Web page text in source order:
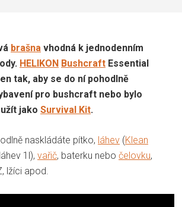
brašna vhodná k jednodenním
HELIKON Bushcraft Essential
tak, aby se do ní pohodlně
pro bushcraft nebo bylo
jako Survival Kit.
naskládáte pítko, láhev (Klean
1l), vařič, baterku nebo čelovku,
lžíci apod.